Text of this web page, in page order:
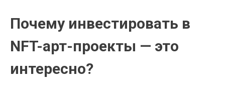
Почему инвестировать в
NFT-арт-проекты — это
интересно?